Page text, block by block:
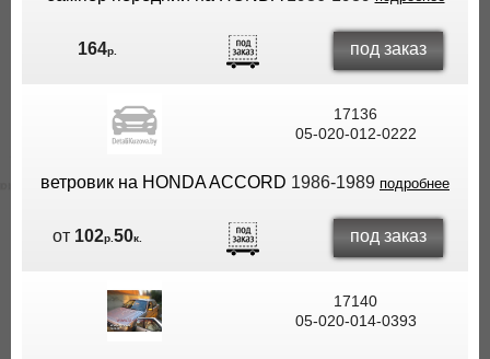
164р. под заказ
17136
05-020-012-0222
ветровик на HONDA ACCORD 1986-1989 подробнее
от 102р. 50к. под заказ
17140
05-020-014-0393